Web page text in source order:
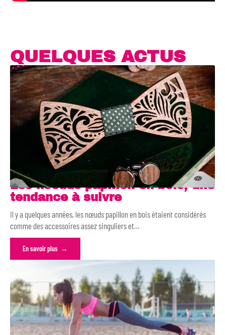
QUELQUES ACTUS
Les noeuds papillon en bois, une
tendance à suivre
Il y a quelques années, les nœuds papillon en bois étaient considérés
comme des accessoires assez singuliers et…
En savoir plus